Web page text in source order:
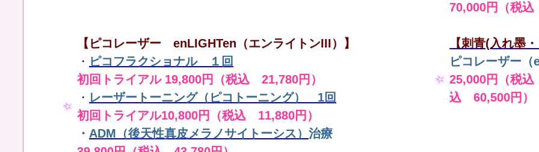
70,000円（税
【ピコレーザー enLIGHTen（エンライトンIII）】
・ ピコフラクショナル １回
初回トライアル 19,800円（税込 21,780円）
・ レーザートーニング（ピコトーニング） 1回
初回トライアル10,800円（税込 11,880円）
・ ADM（後天性真皮メラノサイトーシス） 治療
【刺青(入れ墨
ピコレーザー
25,000円（税
込 60,500円）